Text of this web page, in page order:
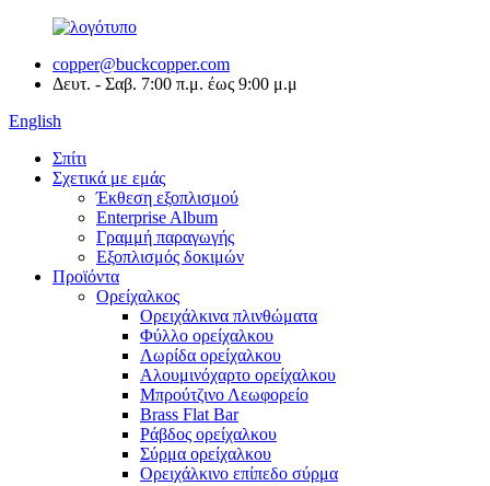
copper@buckcopper.com
Δευτ. - Σαβ. 7:00 π.μ. έως 9:00 μ.μ
English
Σπίτι
Σχετικά με εμάς
Έκθεση εξοπλισμού
Enterprise Album
Γραμμή παραγωγής
Εξοπλισμός δοκιμών
Προϊόντα
Ορείχαλκος
Ορειχάλκινα πλινθώματα
Φύλλο ορείχαλκου
Λωρίδα ορείχαλκου
Αλουμινόχαρτο ορείχαλκου
Μπρούτζινο Λεωφορείο
Brass Flat Bar
Ράβδος ορείχαλκου
Σύρμα ορείχαλκου
Ορειχάλκινο επίπεδο σύρμα